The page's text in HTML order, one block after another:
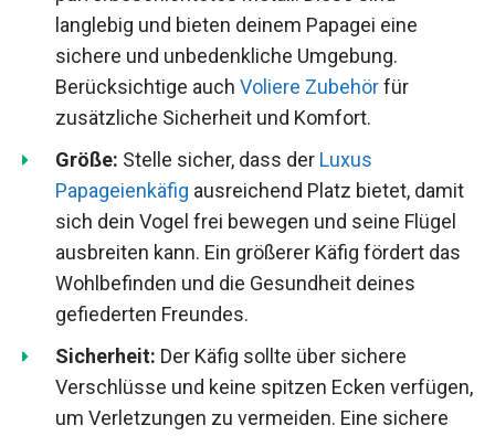
langlebig und bieten deinem Papagei eine
sichere und unbedenkliche Umgebung.
Berücksichtige auch Voliere Zubehörfür
zusätzliche Sicherheit und Komfort.
Größe: Stelle sicher, dass der Luxus
Papageienkäfig ausreichend Platz bietet, damit
sich dein Vogel frei bewegen und seine Flügel
ausbreiten kann. Ein größerer Käfig fördert das
Wohlbefinden und die Gesundheit deines
gefiederten Freundes.
Sicherheit: Der Käfig sollte über sichere
Verschlüsse und keine spitzen Ecken verfügen,
um Verletzungen zu vermeiden. Eine sichere